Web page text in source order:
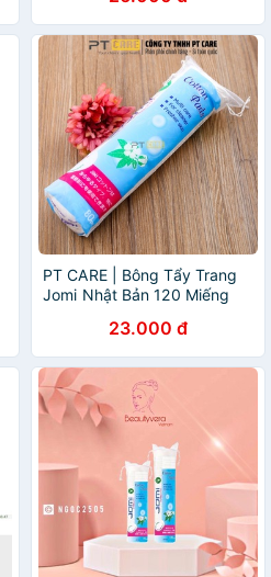
PT CARE | Bông Tẩy Trang
Jomi Nhật Bản 120 Miếng
23.000 đ